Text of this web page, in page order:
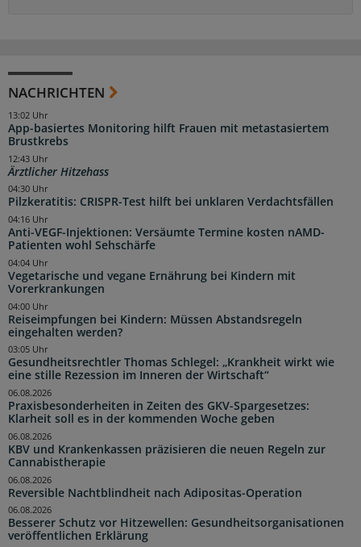
NACHRICHTEN
App-basiertes Monitoring hilft Frauen mit metastasiertem
Brustkrebs
13:02 Uhr
Ärztlicher Hitzehass
12:43 Uhr
Pilzkeratitis: CRISPR-Test hilft bei unklaren Verdachtsfällen
04:30 Uhr
Anti-VEGF-Injektionen: Versäumte Termine kosten nAMD-
Patienten wohl Sehschärfe
04:16 Uhr
Vegetarische und vegane Ernährung bei Kindern mit
Vorerkrankungen
04:04 Uhr
Reiseimpfungen bei Kindern: Müssen Abstandsregeln
eingehalten werden?
04:00 Uhr
Gesundheitsrechtler Thomas Schlegel: „Krankheit wirkt wie
eine stille Rezession im Inneren der Wirtschaft“
03:05 Uhr
Praxisbesonderheiten in Zeiten des GKV-Spargesetzes:
Klarheit soll es in der kommenden Woche geben
06.08.2026
KBV und Krankenkassen präzisieren die neuen Regeln zur
Cannabistherapie
06.08.2026
Reversible Nachtblindheit nach Adipositas-Operation
06.08.2026
Besserer Schutz vor Hitzewellen: Gesundheitsorganisationen
veröffentlichen Erklärung
06.08.2026